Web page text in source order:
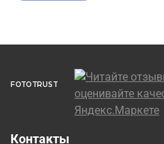
FOTOTRUST
Контакты